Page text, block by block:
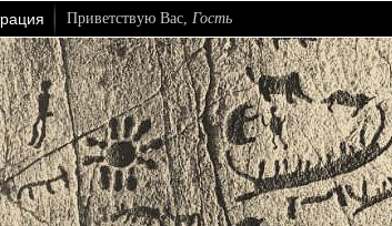
Приветствую Вас, Гость